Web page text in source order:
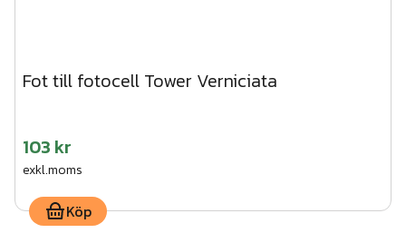
Fot till fotocell Tower Verniciata
103 kr
exkl.moms
Köp